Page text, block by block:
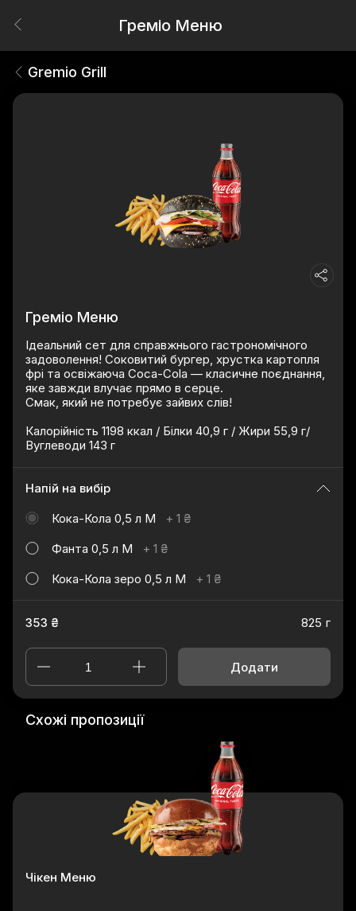
Греміо Меню
Gremio Grill
Греміо Меню
Ідеальний сет для справжнього гастрономічного
задоволення! Соковитий бургер, хрустка картопля
фрі та освіжаюча Coca-Cola — класичне поєднання,
яке завжди влучає прямо в серце.
Смак, який не потребує зайвих слів!
Калорійність 1198 ккал / Білки 40,9 г / Жири 55,9 г/
Вуглеводи 143 г
Напій на вибір
Кока-Кола 0,5 л М
+ 1 ₴
Фанта 0,5 л М
+ 1 ₴
Кока-Кола зеро 0,5 л М
+ 1 ₴
353 ₴ 825 г
Додати
Схожі пропозиції
Чікен Меню